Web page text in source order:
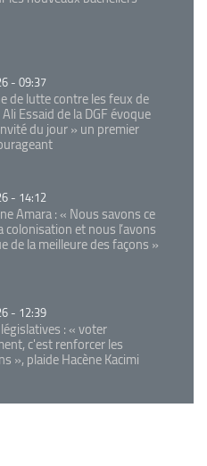
- 09:37
de lutte contre les feux de
Essaid de la DGF évoque
du jour » un premier
- 14:12
Amara : « Nous savons ce
colonisation et nous l’avons
de la meilleure des façons »
- 12:39
: « voter
c'est renforcer les
», plaide Hacène Kacimi